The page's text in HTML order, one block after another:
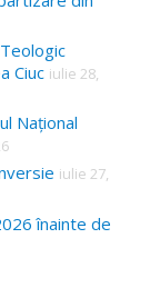
Ciuc iulie 28,
Național
iulie 27,
înainte de